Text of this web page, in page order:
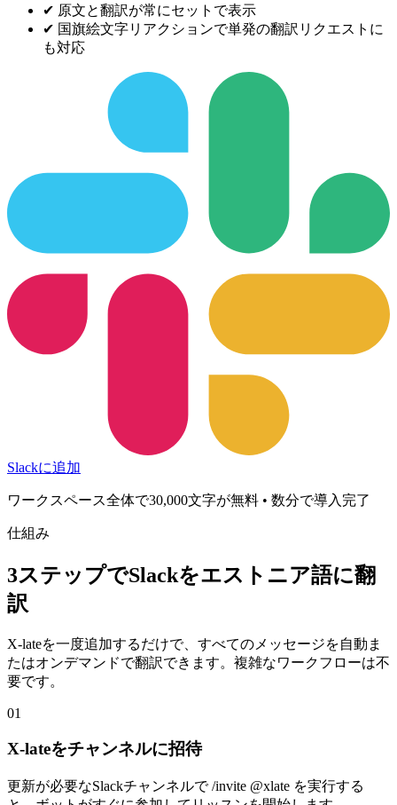
✔ 原文と翻訳が常にセットで表示
✔ 国旗絵文字リアクションで単発の翻訳リクエストに
も対応
Slackに追加
ワークスペース全体で30,000文字が無料 • 数分で導入完了
仕組み
3ステップでSlackをエストニア語に翻
訳
X-lateを一度追加するだけで、すべてのメッセージを自動ま
たはオンデマンドで翻訳できます。複雑なワークフローは不
要です。
01
X-lateをチャンネルに招待
更新が必要なSlackチャンネルで /invite @xlate を実行する